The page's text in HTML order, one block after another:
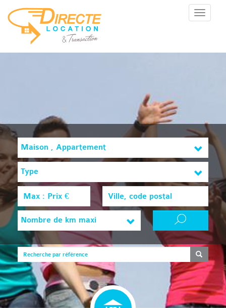
Menu
Maison , Appartement
Type
Nombre de km maxi